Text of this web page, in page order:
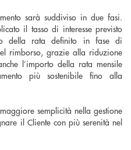
sarà suddiviso in due fasi.
il tasso di interesse previsto
della rata definito in fase di
rimborso, grazie alla riduzione
l’importo della rata mensile
più sostenibile fino alla
semplicità nella gestione
il Cliente con più serenità nel